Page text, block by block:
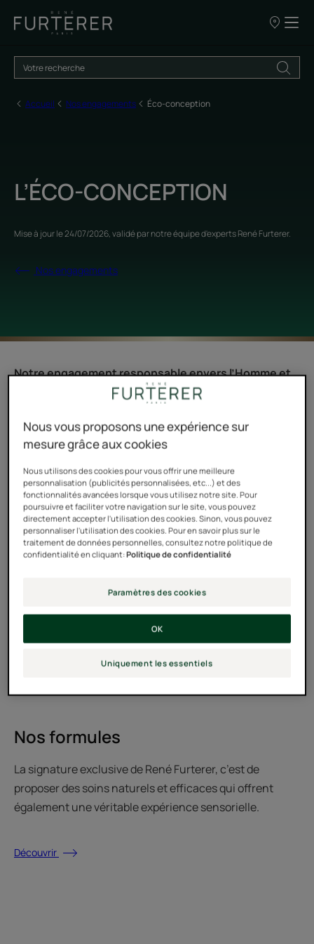
Nos
vente
Accueil Nos engagements Éco-conception
L’ÉCO-CONCEPTION
Mise à jour le24/07/2026, validé parnotre équipe d'experts René Furterer.
Nos engagements
Notre engagement responsable envers l’Homme et
la Nature se traduit également par une réflexion
conception de nos produits.
nos formules, nous nous appuyons sur une éthique
scientifique fondée sur notre expertise
pharmaceutique.
Nous veillons également à limiter l’impact
est ainsi soumis à une évaluation approfondie afin que
l’environnement tout en étant source d’efficacité et de
sensorialité.
Nos formules
La signature exclusive de René Furterer, c’est de
proposer des soins naturels et efficaces qui offrent
également une véritable expérience sensorielle.
Découvrir
Nous vous proposons une expérience sur
mesure grâce aux cookies
Nous utilisons des cookies pour vous offrir une meilleure
personnalisation (publicités personnalisées, etc...) et des
fonctionnalités avancées lorsque vous utilisez notre site. Pour
poursuivre et faciliter votre navigation sur le site, vous pouvez
directement accepter l'utilisation des cookies. Sinon, vous pouvez
personnaliser l'utilisation des cookies. Pour en savoir plus sur le
traitement de données personnelles, consultez notre politique de
confidentialité en cliquant:Politique de confidentialité
Paramètres des cookies
Uniquement les essentiels
OK